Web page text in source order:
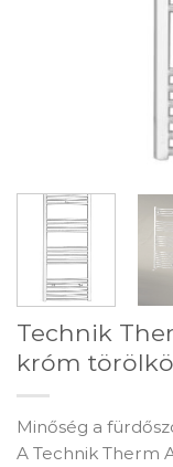
Technik
króm
Minőség a
A Technik Therm